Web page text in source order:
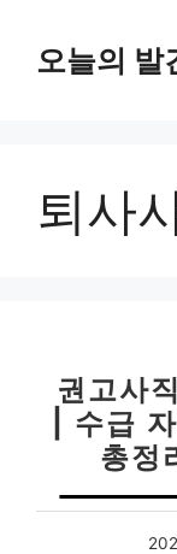
오늘의 발
퇴사
권고사
| 수급
총정